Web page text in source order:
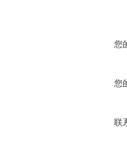
您
您
联